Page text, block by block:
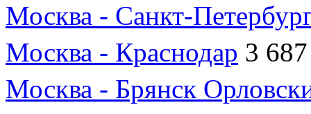
Москва - Санкт-
Москва - Краснодар 3
Москва - Брянск